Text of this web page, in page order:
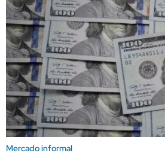
Mercado informal